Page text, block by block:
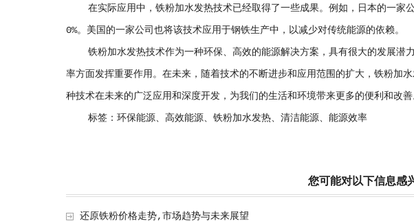
在实际应用中，铁粉加水发热技术已经取得了一些成果。例如，日本的一家
0%。美国的一家公司也将该技术应用于钢铁生产中，以减少对传统能源的依赖。
铁粉加水发热技术作为一种环保、高效的能源解决方案，具有很大的发展潜
率方面发挥重要作用。在未来，随着技术的不断进步和应用范围的扩大，铁粉加
种技术在未来的广泛应用和深度开发，为我们的生活和环境带来更多的便利和改善
标签：环保能源、高效能源、铁粉加水发热、清洁能源、能源效率
您可能对以下信息感
还原铁粉价格走势,市场趋势与未来展望